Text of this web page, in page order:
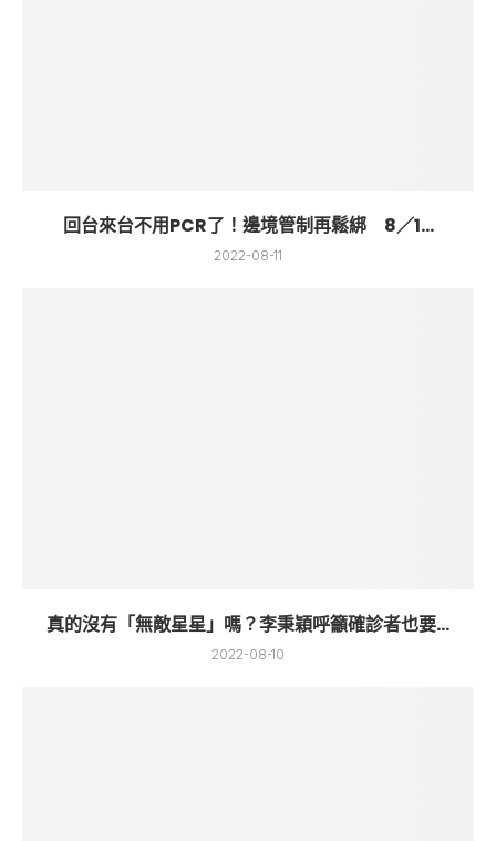
回台來台不用PCR了！邊境管制再鬆綁 8／1...
2022-08-11
真的沒有「無敵星星」嗎？李秉穎呼籲確診者也要...
2022-08-10